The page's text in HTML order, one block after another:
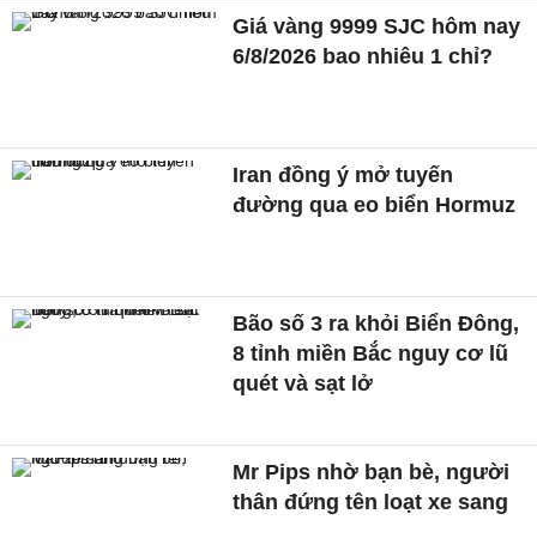
Giá vàng 9999 SJC hôm nay
6/8/2026 bao nhiêu 1 chỉ?
Iran đồng ý mở tuyến
đường qua eo biển Hormuz
Bão số 3 ra khỏi Biển Đông,
8 tỉnh miền Bắc nguy cơ lũ
quét và sạt lở
Mr Pips nhờ bạn bè, người
thân đứng tên loạt xe sang